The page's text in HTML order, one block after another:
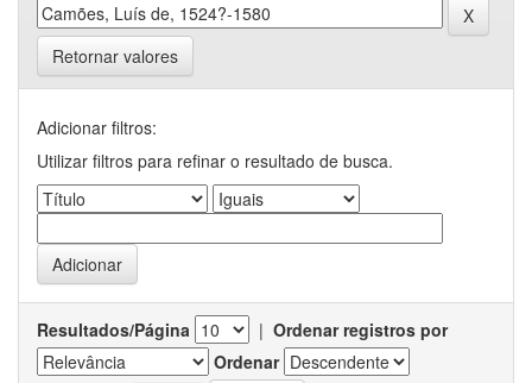
Retornar valores
Adicionar filtros:
Utilizar filtros para refinar o resultado de busca.
Resultados/Página | Ordenar registros por
Ordenar